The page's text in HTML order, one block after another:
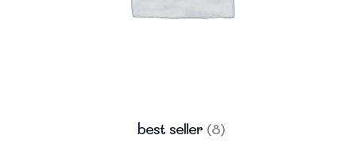
best seller (8)